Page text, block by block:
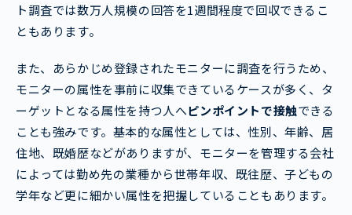
ト調査では数万人規模の回答を1週間程度で回収できるこ
ともあります。
また、あらかじめ登録されたモニターに調査を行うため、
モニターの属性を事前に収集できているケースが多く、タ
ーゲットとなる属性を持つ人へピンポイントで接触できる
ことも強みです。基本的な属性としては、性別、年齢、居
住地、既婚歴などがありますが、モニターを管理する会社
によっては勤め先の業種から世帯年収、既往歴、子どもの
学年など更に細かい属性を把握していることもあります。